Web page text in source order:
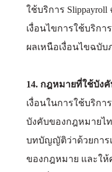
ใช้บริการ
เงื่อนไขการใช้บริกา
ผลเหนือเงื่อนไขฉบั
14. กฎหมายที่ใช้บัง
เงื่อนในการใช้บริกา
บังคับของกฎหมายไ
บทบัญญัติว่าด้วยการ
ของกฎหมาย และให้